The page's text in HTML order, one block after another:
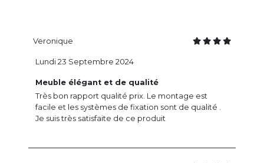
Veronique
Meuble élégant et de qualité
Très bon rapport qualité prix. Le montage est
facile et les systèmes de fixation sont de qualité .
Je suis très satisfaite de ce produit
Lundi 23 Septembre 2024